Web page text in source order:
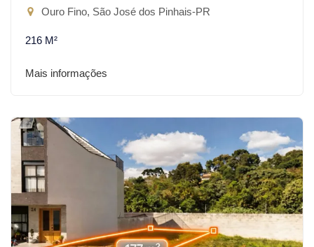
Ouro Fino, São José dos Pinhais-PR
216 M²
Mais informações